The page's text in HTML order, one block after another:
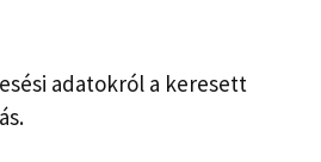
adatokról a keresett